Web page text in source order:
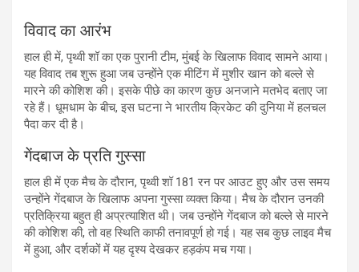
विवाद का आरंभ
हाल ही में, पृथ्वी शॉ का एक पुरानी टीम, मुंबई के खिलाफ विवाद सामने आया।
यह विवाद तब शुरू हुआ जब उन्होंने एक मीटिंग में मुशीर खान को बल्ले से
मारने की कोशिश की। इसके पीछे का कारण कुछ अनजाने मतभेद बताए जा
रहे हैं। धूमधाम के बीच, इस घटना ने भारतीय क्रिकेट की दुनिया में हलचल
पैदा कर दी है।
गेंदबाज के प्रति गुस्सा
हाल ही में एक मैच के दौरान, पृथ्वी शॉ 181 रन पर आउट हुए और उस समय
उन्होंने गेंदबाज के खिलाफ अपना गुस्सा व्यक्त किया। मैच के दौरान उनकी
प्रतिक्रिया बहुत ही अप्रत्याशित थी। जब उन्होंने गेंदबाज को बल्ले से मारने
की कोशिश की, तो वह स्थिति काफी तनावपूर्ण हो गई। यह सब कुछ लाइव मैच
में हुआ, और दर्शकों में यह दृश्य देखकर हड़कंप मच गया।